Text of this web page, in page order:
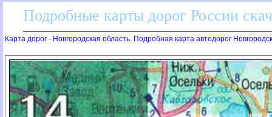
Подробные карты дорог России
Карта дорог - Новгородская область. Подробная карта автодорог